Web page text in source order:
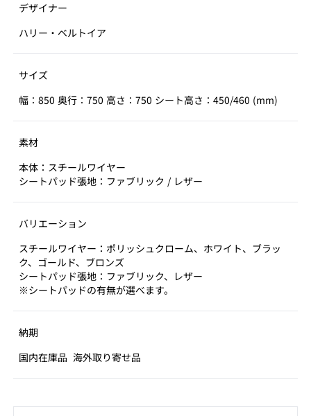
デザイナー
ハリー・ベルトイア
サイズ
幅：850 奥行：750 高さ：750 シート高さ：450/460 (mm)
素材
本体：スチールワイヤー
シートパッド張地：ファブリック / レザー
バリエーション
スチールワイヤー：ポリッシュクローム、ホワイト、ブラッ
ク、ゴールド、ブロンズ
シートパッド張地：ファブリック、レザー
※シートパッドの有無が選べます。
納期
国内在庫品 海外取り寄せ品